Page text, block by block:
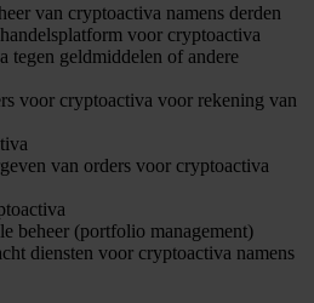
van cryptoactiva namens derden
voor cryptoactiva
tegen geldmiddelen of andere
voor cryptoactiva voor rekening van
van orders voor cryptoactiva
beheer (portfolio management)
diensten voor cryptoactiva namens